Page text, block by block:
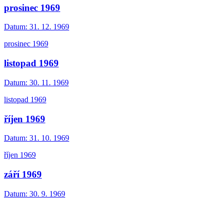
prosinec 1969
Datum: 31. 12. 1969
prosinec 1969
listopad 1969
Datum: 30. 11. 1969
listopad 1969
říjen 1969
Datum: 31. 10. 1969
říjen 1969
září 1969
Datum: 30. 9. 1969